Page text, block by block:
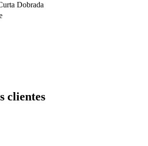
Dobrada
clientes